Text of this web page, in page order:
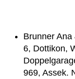
Brunner
6, Dottikon,
969, Assek.